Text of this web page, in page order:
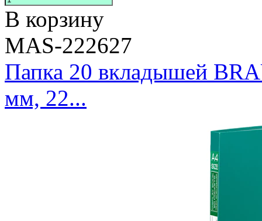
В корзину
MAS-222627
Папка 20 вкладышей
мм, 22...